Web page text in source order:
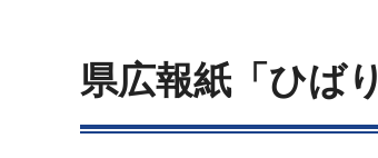
県広報紙「ひば